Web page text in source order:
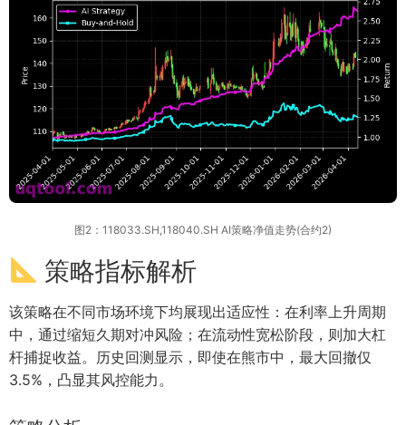
图2：118033.SH,118040.SH AI策略净值走势(合约2)
策略指标解析
该策略在不同市场环境下均展现出适应性：在利率上升周期
中，通过缩短久期对冲风险；在流动性宽松阶段，则加大杠
杆捕捉收益。历史回测显示，即使在熊市中，最大回撤仅
3.5%，凸显其风控能力。